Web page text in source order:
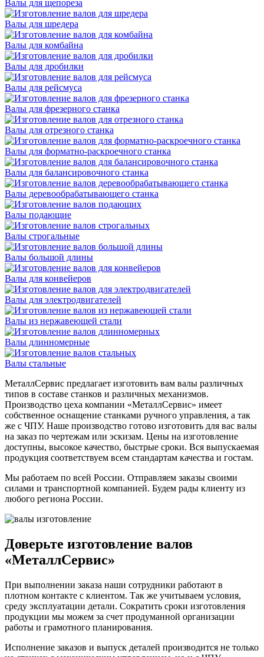
Валы для щепореза
Валы для шредера
Валы для комбайна
Валы для дробилки
Валы для рейсмуса
Валы для фрезерного станка
Валы для отрезного станка
Валы для форматно-раскроечного станка
Валы для балансировочного станка
Валы деревообрабатывающего станка
Валы подающие
Валы строгальные
Валы большой длины
Валы для конвейеров
Валы для электродвигателей
Валы из нержавеющей стали
Валы длинномерные
Валы стальные
МеталлСервис предлагает изготовить вам валы различных
типов в составе станков и различных механизмов.
Производство цеха компании «МеталлСервис» имеет
собственное оснащение станками ручного управления, а так
же с ЧПУ. Наше производство готово изготовить для вас валы
на заказ по чертежам или эскизам. Цены на изготовление
доступны, высокое качество, быстрые сроки. Вся выпускаемая
продукция соответствуем всем стандартам качества и гостам.
Мы работаем по всей России. Отправляем заказы своими
силами и транспортной компанией. Будем рады клиенту из
любого региона России.
Доверьте изготовление валов
«МеталлСервис»
При выполнении заказа наши сотрудники работают в
плотном контакте с клиентом. Так же учитываем условия,
среду эксплуатации детали. Сократить сроки изготовления
продукции мы можем за счет продуманной организации
работы и грамотного планирования.
Исполнение заказов и выпуск деталей производится не только